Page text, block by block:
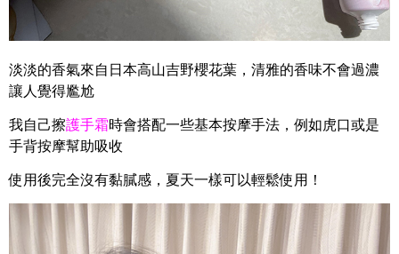
淡淡的香氣來自日本高山吉野櫻花葉， 清雅的香味不會過濃
讓人覺得尷尬
我自己擦護手霜時會搭配一些基本按摩手法， 例如虎口或是
手背按摩幫助吸收
使用後完全沒有黏膩感， 夏天一樣可以輕鬆使用！